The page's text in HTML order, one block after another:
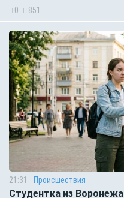
0 851
21:31 Происшествия
Студентка из